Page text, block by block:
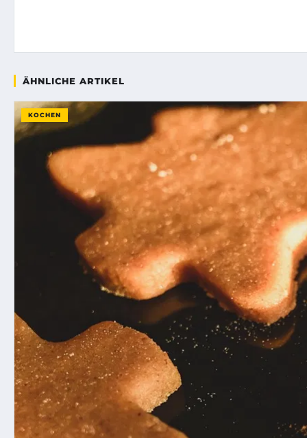
ÄHNLICHE ARTIKEL
KOCHEN